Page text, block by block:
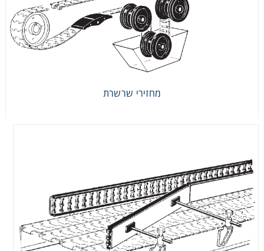
מחזירי שרשרת
מחזירי שרשרת